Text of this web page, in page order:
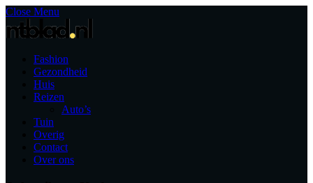
Close Menu
Fashion
Gezondheid
Huis
Reizen
Auto’s
Tuin
Overig
Contact
Over ons